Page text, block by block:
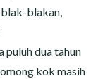
blak-blakan,
puluh dua tahun
kok masih